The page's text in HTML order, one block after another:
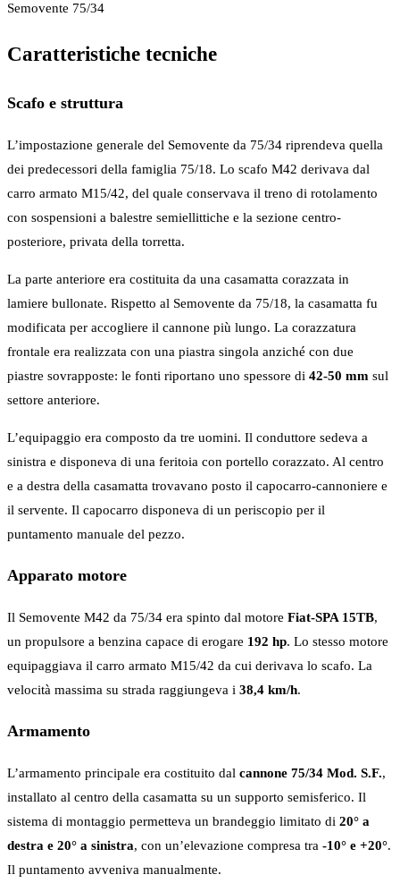
Semovente 75/34
Caratteristiche tecniche
Scafo e struttura
L’impostazione generale del Semovente da 75/34 riprendeva quella
dei predecessori della famiglia 75/18. Lo scafo M42 derivava dal
carro armato M15/42, del quale conservava il treno di rotolamento
con sospensioni a balestre semiellittiche e la sezione centro-
posteriore, privata della torretta.
La parte anteriore era costituita da una casamatta corazzata in
lamiere bullonate. Rispetto al Semovente da 75/18, la casamatta fu
modificata per accogliere il cannone più lungo. La corazzatura
frontale era realizzata con una piastra singola anziché con due
piastre sovrapposte: le fonti riportano uno spessore di 42-50 mm sul
settore anteriore.
L’equipaggio era composto da tre uomini. Il conduttore sedeva a
sinistra e disponeva di una feritoia con portello corazzato. Al centro
e a destra della casamatta trovavano posto il capocarro-cannoniere e
il servente. Il capocarro disponeva di un periscopio per il
puntamento manuale del pezzo.
Apparato motore
Il Semovente M42 da 75/34 era spinto dal motore Fiat-SPA 15TB,
un propulsore a benzina capace di erogare 192 hp. Lo stesso motore
equipaggiava il carro armato M15/42 da cui derivava lo scafo. La
velocità massima su strada raggiungeva i 38,4 km/h.
Armamento
L’armamento principale era costituito dal cannone 75/34 Mod. S.F.,
installato al centro della casamatta su un supporto semisferico. Il
sistema di montaggio permetteva un brandeggio limitato di 20° a
destra e 20° a sinistra, con un’elevazione compresa tra -10° e +20°.
Il puntamento avveniva manualmente.